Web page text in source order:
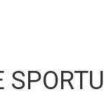
SPORTU